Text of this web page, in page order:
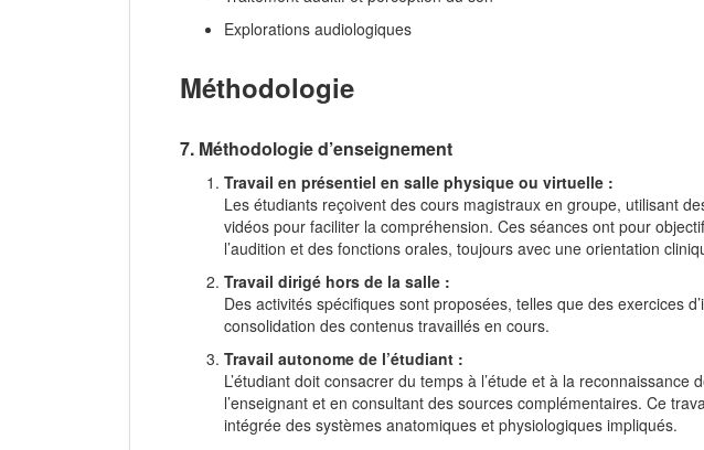
Explorations audiologiques
Méthodologie
7. Méthodologie d’enseignement
Travail en présentiel en salle physique ou virtuelle :
Les étudiants reçoivent des cours magistraux en groupe, utilisant
vidéos pour faciliter la compréhension. Ces séances ont pour
l’audition et des fonctions orales, toujours avec une orientation
Travail dirigé hors de la salle :
Des activités spécifiques sont proposées, telles que des exercices
consolidation des contenus travaillés en cours.
Travail autonome de l’étudiant :
L’étudiant doit consacrer du temps à l’étude et à la
l’enseignant et en consultant des sources complémentaires. Ce
intégrée des systèmes anatomiques et physiologiques impliqués.